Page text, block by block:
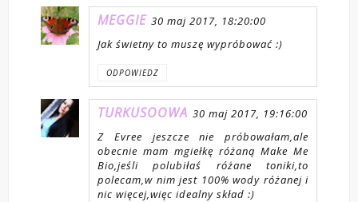
MEGGIE 30 maj 2017, 18:20:00
Jak świetny to muszę wypróbować :)
ODPOWIEDZ
TURKUSOOWA 30 maj 2017, 19:16:00
Z Evree jeszcze nie próbowałam,ale
obecnie mam mgiełkę różaną Make Me
Bio,jeśli polubiłaś różane toniki,to
polecam,w nim jest 100% wody różanej i
nic więcej,więc idealny skład :)